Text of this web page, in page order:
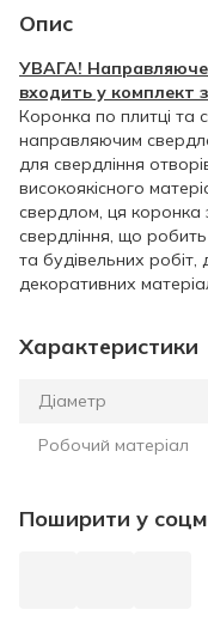
Опис
УВАГА! Направляюче
входить у комплект
Коронка по плитці та
направляючим
для свердління
високоякісного
свердлом, ця коронка
свердління, що
та будівельних
декоративних
Характеристики
Діаметр
Робочий матеріал
Поширити у